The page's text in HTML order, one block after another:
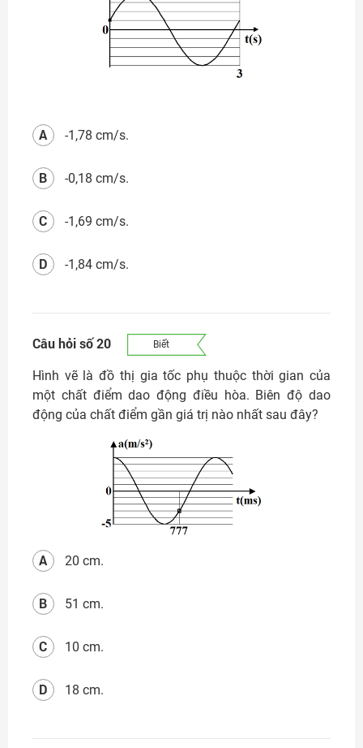
-1,78 cm/s.
A
-0,18 cm/s.
B
-1,69 cm/s.
C
-1,84 cm/s.
D
Câu hỏi số 20 Biết
Hình vẽ là đồ thị gia tốc phụ thuộc thời gian của
một chất điểm dao động điều hòa. Biên độ dao
động của chất điểm gần giá trị nào nhất sau đây?
20 cm.
A
51 cm.
B
10 cm.
C
18 cm.
D